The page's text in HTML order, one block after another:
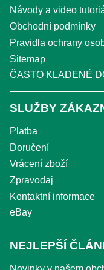
Návody a video
Obchodní podmínky
Pravidla ochrany
Sitemap
ČASTO KLADENÉ
SLUŽBY
Platba
Doručení
Vrácení zboží
Zpravodaj
Kontaktní informace
eBay
NEJLEPŠÍ